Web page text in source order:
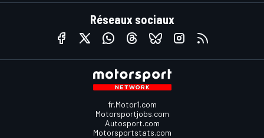
Réseaux sociaux
fr.Motor1.com
Motorsportjobs.com
Autosport.com
Motorsportstats.com